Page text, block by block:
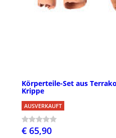
Körperteile-Set aus
Krippe
AUSVERKAUFT
€ 65,90